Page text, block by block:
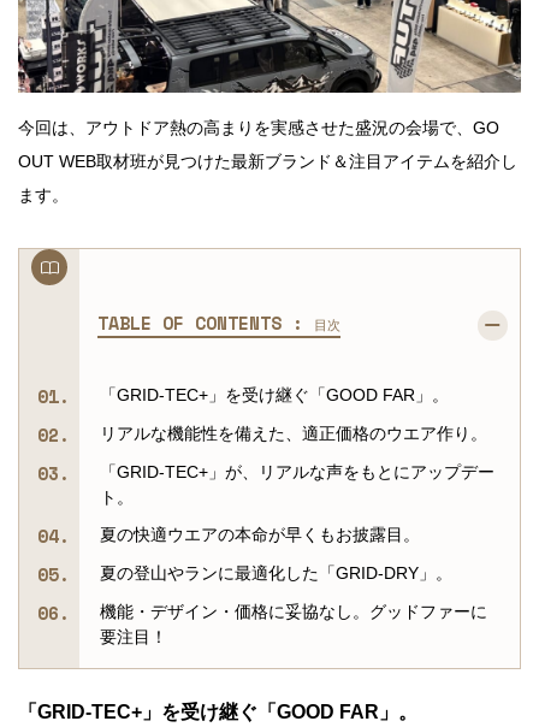
今回は、アウトドア熱の高まりを実感させた盛況の会場で、GO
OUT WEB取材班が見つけた最新ブランド＆注目アイテムを紹介し
ます。
TABLE OF CONTENTS : 目次
「GRID-TEC+」を受け継ぐ「GOOD FAR」。
リアルな機能性を備えた、適正価格のウエア作り。
「GRID-TEC+」が、リアルな声をもとにアップデー
ト。
夏の快適ウエアの本命が早くもお披露目。
夏の登山やランに最適化した「GRID-DRY」。
機能・デザイン・価格に妥協なし。グッドファーに
要注目！
「GRID-TEC+」を受け継ぐ「GOOD FAR」。